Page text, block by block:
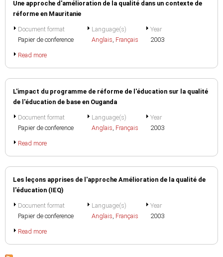
Une approche d'amélioration de la qualité dans un contexte de
réforme en Mauritanie
Document format
Papier de conference
Language(s)
Anglais, Français
Year
2003
Read more
L'impact du programme de réforme de l'éducation sur la qualité
de l'éducation de base en Ouganda
Document format
Papier de conference
Language(s)
Anglais, Français
Year
2003
Read more
Les leçons apprises de l'approche Amélioration de la qualité de
l'éducation (IEQ)
Document format
Papier de conference
Language(s)
Anglais, Français
Year
2003
Read more